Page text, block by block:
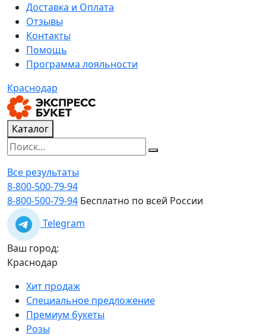
Доставка и Оплата
Отзывы
Контакты
Помощь
Программа лояльности
Краснодар
Каталог
Все результаты
8-800-500-79-94
8-800-500-79-94 Бесплатно по всей России
Telegram
Ваш город:
Краснодар
Хит продаж
Специальное предложение
Премиум букеты
Розы